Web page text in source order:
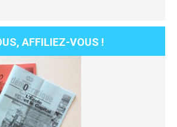
AFFILIEZ-VOUS !